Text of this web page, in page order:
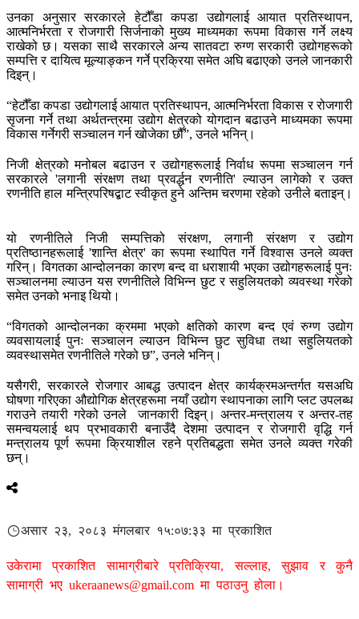
उनका अनुसार सरकारले हेटौँडा कपडा उद्योगलाई आयात प्रतिस्थापन,
आत्मनिर्भरता र रोजगारी सिर्जनाको मुख्य माध्यमका रूपमा विकास गर्ने लक्ष्य
राखेको छ। यसका साथै सरकारले अन्य सातवटा रुग्ण सरकारी उद्योगहरूको
सम्पत्ति र दायित्व मूल्याङ्कन गर्ने प्रक्रिया समेत अघि बढाएको उनले जानकारी
दिइन्।
“हेटौँडा कपडा उद्योगलाई आयात प्रतिस्थापन, आत्मनिर्भरता विकास र रोजगारी
सृजना गर्ने तथा अर्थतन्त्रमा उद्योग क्षेत्रको योगदान बढाउने माध्यमका रूपमा
विकास गर्नेगरी सञ्चालन गर्न खोजेका छौँ”, उनले भनिन्।
निजी क्षेत्रको मनोबल बढाउन र उद्योगहरूलाई निर्वाध रूपमा सञ्चालन गर्न
सरकारले 'लगानी संरक्षण तथा प्रवर्द्धन रणनीति' ल्याउन लागेको र उक्त
रणनीति हाल मन्त्रिपरिषद्बाट स्वीकृत हुने अन्तिम चरणमा रहेको उनीले बताइन्।
यो रणनीतिले निजी सम्पत्तिको संरक्षण, लगानी संरक्षण र उद्योग
प्रतिष्ठानहरूलाई 'शान्ति क्षेत्र' का रूपमा स्थापित गर्ने विश्वास उनले व्यक्त
गरिन्। विगतका आन्दोलनका कारण बन्द वा धराशायी भएका उद्योगहरूलाई पुनः
सञ्चालनमा ल्याउन यस रणनीतिले विभिन्न छुट र सहुलियतको व्यवस्था गरेको
समेत उनको भनाइ थियो।
“विगतको आन्दोलनका क्रममा भएको क्षतिको कारण बन्द एवं रुग्ण उद्योग
व्यवसायलाई पुनः सञ्चालन ल्याउन विभिन्न छुट सुविधा तथा सहुलियतको
व्यवस्थासमेत रणनीतिले गरेको छ”, उनले भनिन्।
यसैगरी, सरकारले रोजगार आबद्ध उत्पादन क्षेत्र कार्यक्रमअन्तर्गत यसअघि
घोषणा गरिएका औद्योगिक क्षेत्रहरूमा नयाँ उद्योग स्थापनाका लागि प्लट उपलब्ध
गराउने तयारी गरेको उनले जानकारी दिइन्। अन्तर-मन्त्रालय र अन्तर-तह
समन्वयलाई थप प्रभावकारी बनाउँदै देशमा उत्पादन र रोजगारी वृद्धि गर्न
मन्त्रालय पूर्ण रूपमा क्रियाशील रहने प्रतिबद्धता समेत उनले व्यक्त गरेकी
छन्।
असार २३, २०८३ मंगलबार १५:०७:३३ मा प्रकाशित
उकेरामा प्रकाशित सामाग्रीबारे प्रतिक्रिया, सल्लाह, सुझाव र कुनै
सामाग्री भए ukeraanews@gmail.com मा पठाउनु होला।